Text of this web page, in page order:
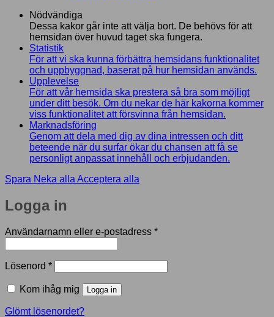
Nödvändiga
Dessa kakor går inte att välja bort. De behövs för att
hemsidan över huvud taget ska fungera.
Statistik
För att vi ska kunna förbättra hemsidans funktionalitet
och uppbyggnad, baserat på hur hemsidan används.
Upplevelse
För att vår hemsida ska prestera så bra som möjligt
under ditt besök. Om du nekar de här kakorna kommer
viss funktionalitet att försvinna från hemsidan.
Marknadsföring
Genom att dela med dig av dina intressen och ditt
beteende när du surfar ökar du chansen att få se
personligt anpassat innehåll och erbjudanden.
Spara Neka alla Acceptera alla
Logga in
Användarnamn eller e-postadress *Obligatoriskt
Lösenord *Obligatoriskt
Kom ihåg mig Logga in
Glömt lösenordet?